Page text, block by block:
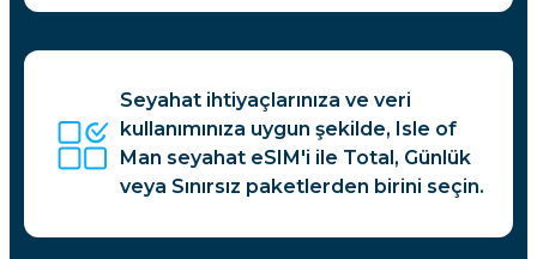
Seyahat ihtiyaçlarınıza ve veri
kullanımınıza uygun şekilde, Isle of
Man seyahat eSIM'i ile Total, Günlük
veya Sınırsız paketlerden birini seçin.